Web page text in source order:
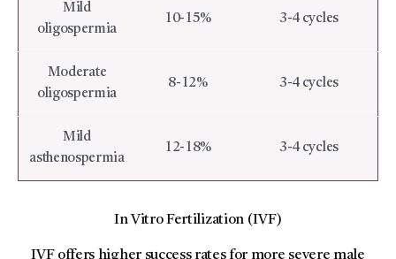
Mild
oligospermia
10-15% 3-4 cycles
Moderate
oligospermia
8-12% 3-4 cycles
Mild
asthenospermia
12-18% 3-4 cycles
In Vitro Fertilization (IVF)
IVF offers higher success rates for more severe male